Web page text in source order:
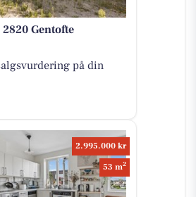
Gentofte
på din
2.995.000 kr
53 m2